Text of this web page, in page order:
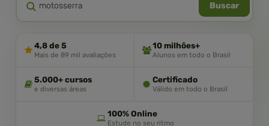
Buscar
4,8 de 5
Mais de 89 mil avaliações
10 milhões+
Alunos em todo o Brasil
5.000+ cursos
e diversas áreas
Certificado
Válido em todo o Brasil
100% Online
Estude no seu ritmo